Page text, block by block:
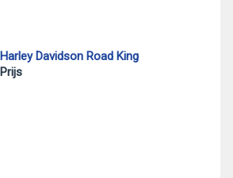
Harley Davidson Road King
Prijs